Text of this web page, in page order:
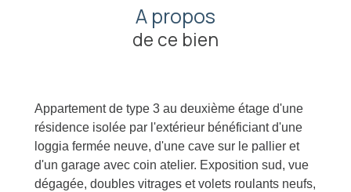
A propos
de ce bien
Appartement de type 3 au deuxième étage d'une
résidence isolée par l'extérieur bénéficiant d'une
loggia fermée neuve, d'une cave sur le pallier et
d'un garage avec coin atelier. Exposition sud, vue
dégagée, doubles vitrages et volets roulants neufs,